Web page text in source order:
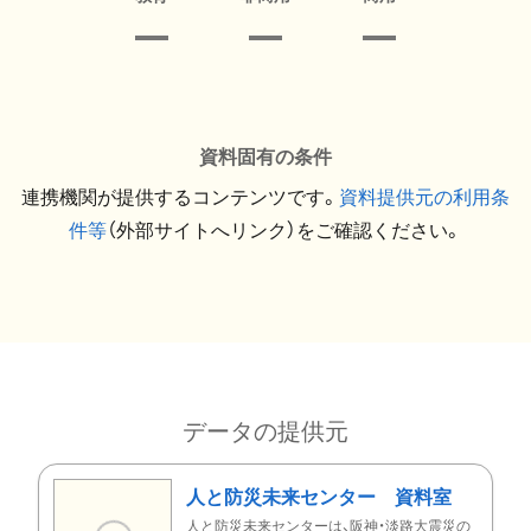
資料固有の条件
連携機関が提供するコンテンツです。 資料提供元の利用条
件等（外部サイトへリンク）をご確認ください。
データの提供元
人と防災未来センター 資料室
人と防災未来センターは、阪神・淡路大震災の